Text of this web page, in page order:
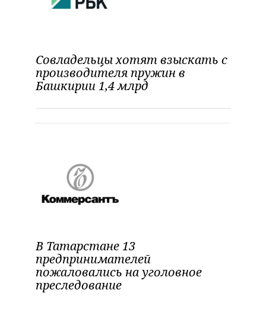
Совладельцы хотят взыскать с
производителя пружин в
Башкирии 1,4 млрд
В Татарстане 13
предпринимателей
пожаловались на уголовное
преследование